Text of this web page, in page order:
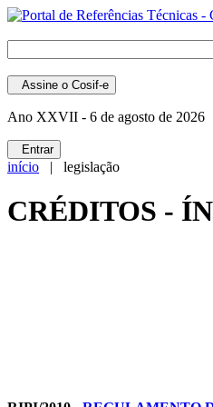
Assine o Cosif-e
Ano XXVII - 6 de agosto de 2026
Entrar
início | legislação
CRÉDITOS -